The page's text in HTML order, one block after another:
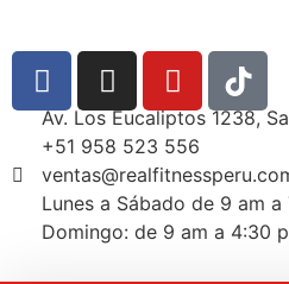
Av. Los Eucaliptos 1238,
+51 958 523 556
Lunes a Sábado de 9 am
Domingo: de 9 am a 4:30